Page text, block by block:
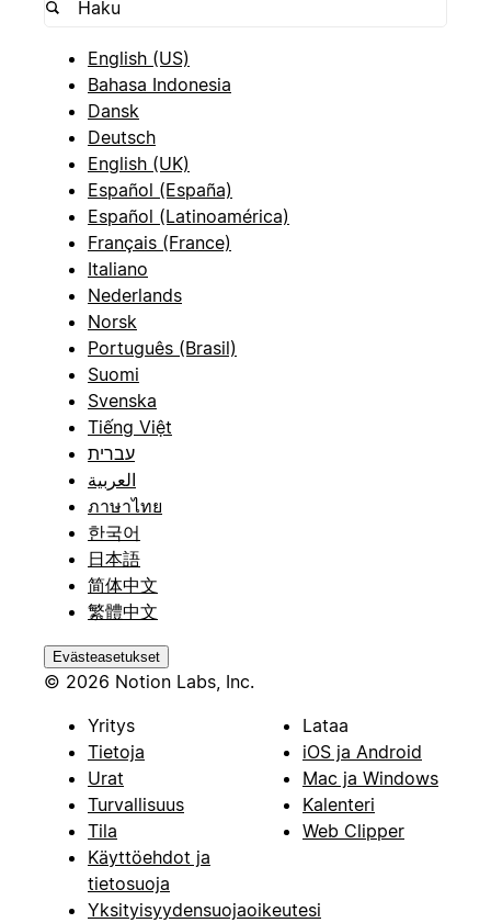
English (US)
Bahasa Indonesia
Dansk
Deutsch
English (UK)
Español (España)
Español (Latinoamérica)
Français (France)
Italiano
Nederlands
Norsk
Português (Brasil)
Suomi
Svenska
Tiếng Việt
עברית
العربية
ภาษาไทย
한국어
日本語
简体中文
繁體中文
Evästeasetukset
© 2026 Notion Labs, Inc.
Yritys
Tietoja
Urat
Turvallisuus
Tila
Käyttöehdot ja
tietosuoja
Yksityisyydensuojaoikeutesi
Lataa
iOS ja Android
Mac ja Windows
Kalenteri
Web Clipper